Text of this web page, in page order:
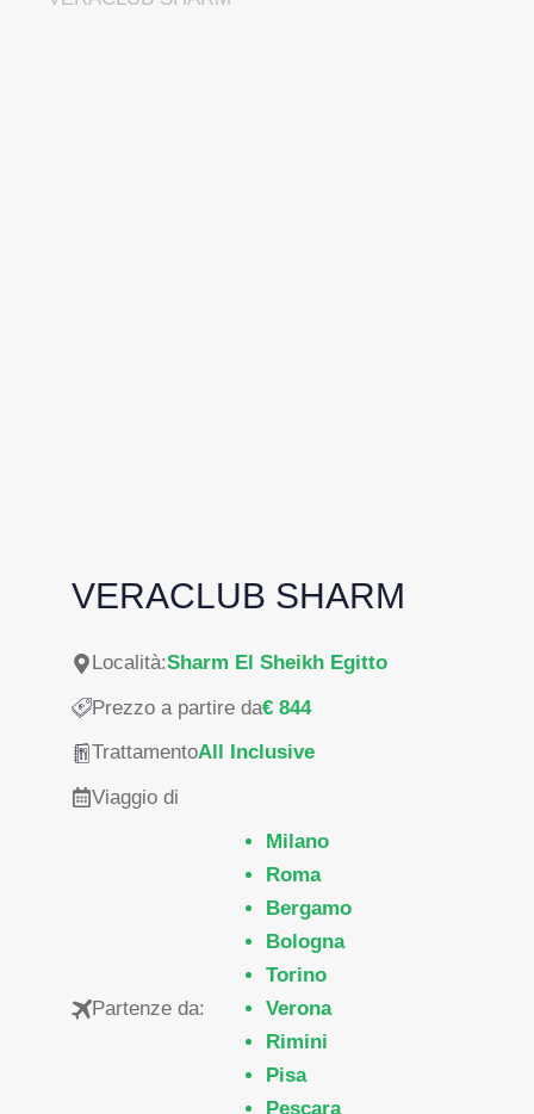
VERACLUB SHARM
Località:Sharm El Sheikh Egitto
Prezzo a partire da€ 844
TrattamentoAll Inclusive
Viaggio di
Partenze da:
Milano
Roma
Bergamo
Bologna
Torino
Verona
Rimini
Pisa
Pescara